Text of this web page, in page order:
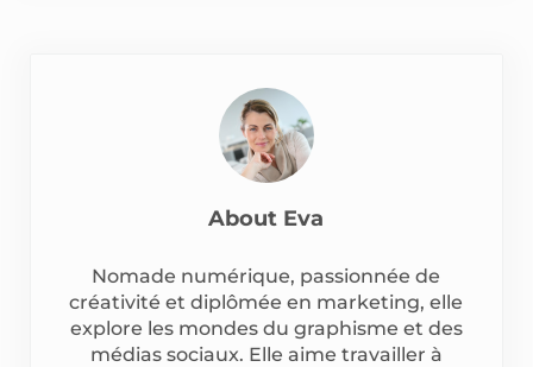
About Eva
Nomade numérique, passionnée de
créativité et diplômée en marketing, elle
explore les mondes du graphisme et des
médias sociaux. Elle aime travailler à